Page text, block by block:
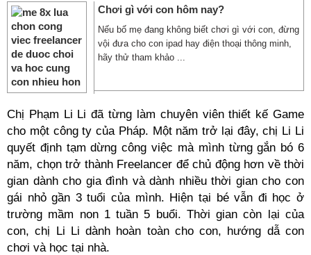
Chơi gì với con hôm nay?
Nếu bố mẹ đang không biết chơi gì với con, đừng
vội đưa cho con ipad hay điện thoại thông minh,
hãy thử tham khảo ...
Chị Phạm Li Li đã từng làm chuyên viên thiết kế Game
cho một công ty của Pháp. Một năm trở lại đây, chị Li Li
quyết định tạm dừng công việc mà mình từng gắn bó 6
năm, chọn trở thành Freelancer để chủ động hơn về thời
gian dành cho gia đình và dành nhiều thời gian cho con
gái nhỏ gần 3 tuổi của mình. Hiện tại bé vẫn đi học ở
trường mầm non 1 tuần 5 buổi. Thời gian còn lại của
con, chị Li Li dành hoàn toàn cho con, hướng dẫ con
chơi và học tại nhà.